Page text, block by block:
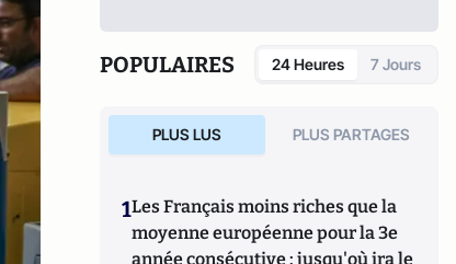
POPULAIRES 24 Heures 7 Jours
PLUS LUS PLUS PARTAGES
1Les Français moins riches que la
moyenne européenne pour la 3e
année consécutive : jusqu'où ira le